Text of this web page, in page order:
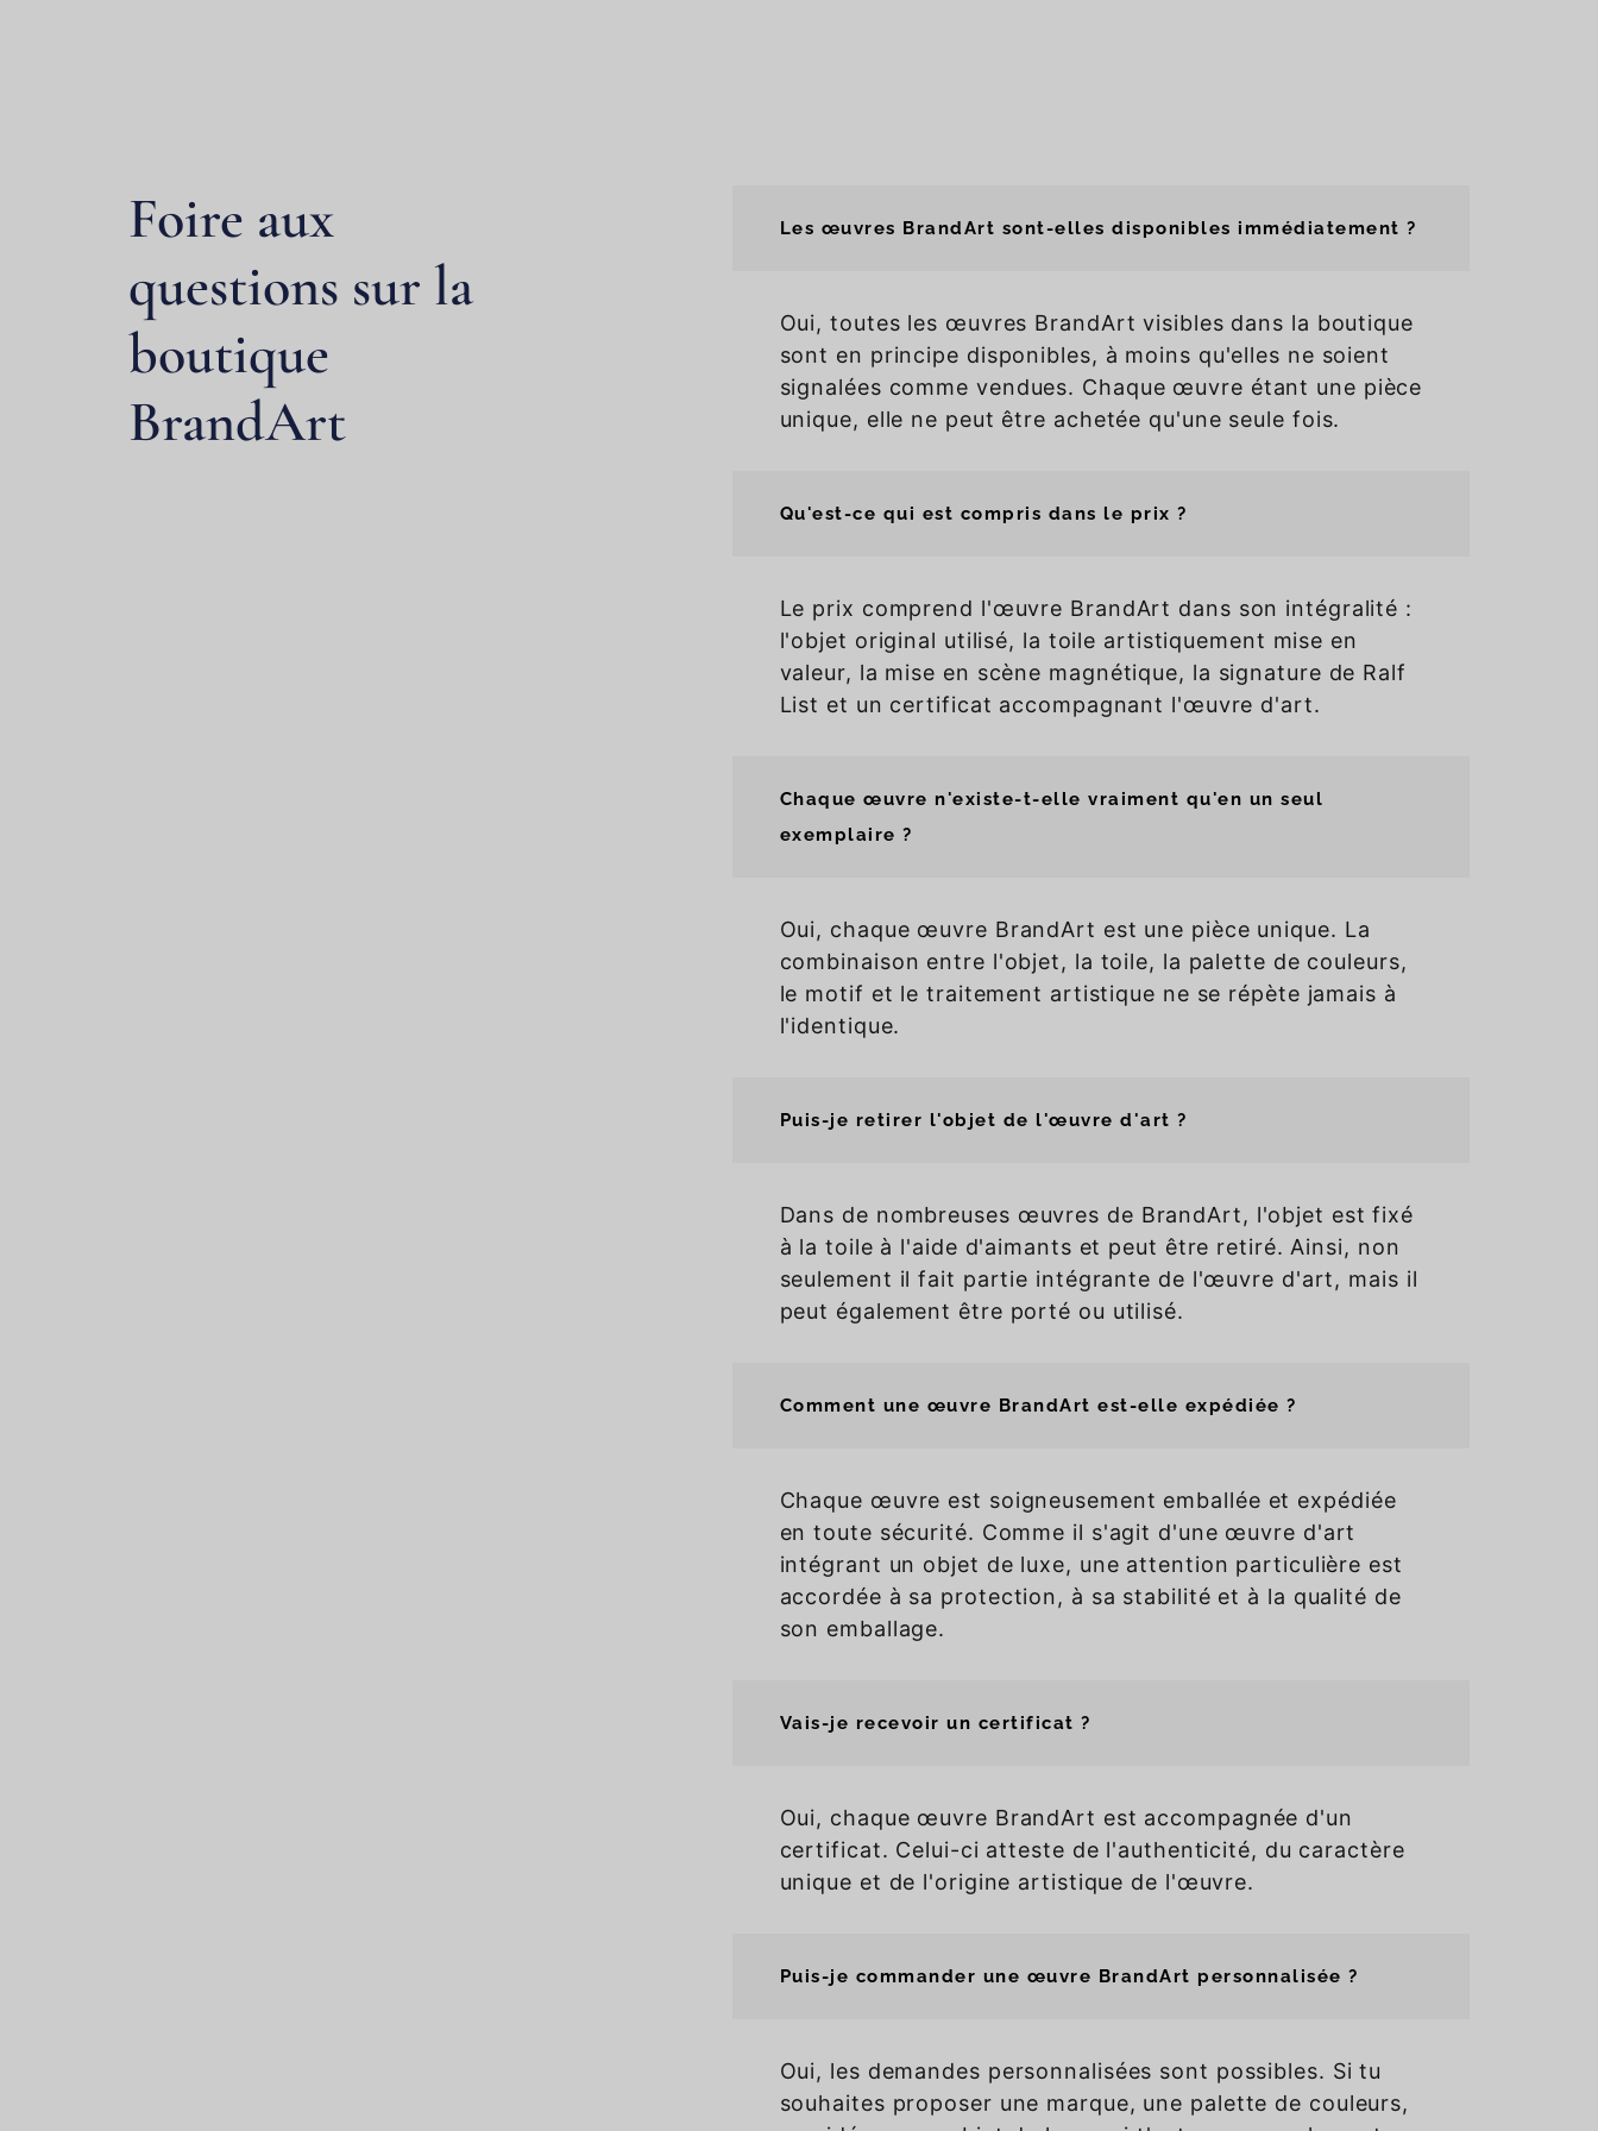
Foire aux
questions sur la
boutique
BrandArt
Les œuvres BrandArt sont-elles disponibles immédiatement ?
Oui, toutes les œuvres BrandArt visibles dans la boutique
sont en principe disponibles, à moins qu'elles ne soient
signalées comme vendues. Chaque œuvre étant une pièce
unique, elle ne peut être achetée qu'une seule fois.
Qu'est-ce qui est compris dans le prix ?
Le prix comprend l'œuvre BrandArt dans son intégralité :
l'objet original utilisé, la toile artistiquement mise en
valeur, la mise en scène magnétique, la signature de Ralf
List et un certificat accompagnant l'œuvre d'art.
Chaque œuvre n'existe-t-elle vraiment qu'en un seul
exemplaire ?
Oui, chaque œuvre BrandArt est une pièce unique. La
combinaison entre l'objet, la toile, la palette de couleurs,
le motif et le traitement artistique ne se répète jamais à
l'identique.
Puis-je retirer l'objet de l'œuvre d'art ?
Dans de nombreuses œuvres de BrandArt, l'objet est fixé
à la toile à l'aide d'aimants et peut être retiré. Ainsi, non
seulement il fait partie intégrante de l'œuvre d'art, mais il
peut également être porté ou utilisé.
Comment une œuvre BrandArt est-elle expédiée ?
Chaque œuvre est soigneusement emballée et expédiée
en toute sécurité. Comme il s'agit d'une œuvre d'art
intégrant un objet de luxe, une attention particulière est
accordée à sa protection, à sa stabilité et à la qualité de
son emballage.
Vais-je recevoir un certificat ?
Oui, chaque œuvre BrandArt est accompagnée d'un
certificat. Celui-ci atteste de l'authenticité, du caractère
unique et de l'origine artistique de l'œuvre.
Puis-je commander une œuvre BrandArt personnalisée ?
Oui, les demandes personnalisées sont possibles. Si tu
souhaites proposer une marque, une palette de couleurs,